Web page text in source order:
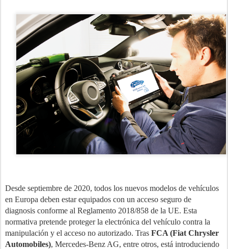
Desde septiembre de 2020, todos los nuevos modelos de vehículos
en Europa deben estar equipados con un acceso seguro de
diagnosis conforme al Reglamento 2018/858 de la UE. Esta
normativa pretende proteger la electrónica del vehículo contra la
manipulación y el acceso no autorizado. Tras FCA (Fiat Chrysler
Automobiles), Mercedes-Benz AG, entre otros, está introduciendo